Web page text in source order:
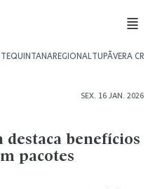
QUINTANAREGIONALTUPÃVERA CRUZ
SEX. 16 JAN. 2026
benefícios
pacotes